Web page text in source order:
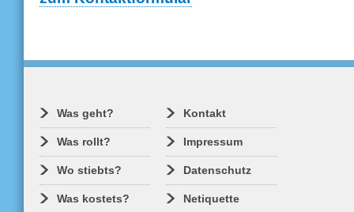
Was geht?
Was rollt?
Wo stiebts?
Was kostets?
Kontakt
Impressum
Datenschutz
Netiquette